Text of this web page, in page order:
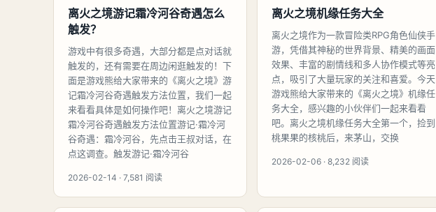
离火之境游记霜冷河谷奇遇怎么
触发？
游戏中有很多奇遇，大部分都是点对话就
触发的，还有需要在周边闲逛触发的！下
面是游戏熊给大家带来的《离火之境》游
记霜冷河谷奇遇触发方法位置，我们一起
来看看具体是如何操作吧！离火之境游记
霜冷河谷奇遇触发方法位置游记·霜冷河
谷奇遇：霜冷河谷，先点击王叔对话，在
点这调查。触发游记·霜冷河谷
2026-02-14 · 7,581 阅读
离火之境机缘任务大全
离火之境作为一款冒险类RPG角色仙侠手
游，凭借其神秘的世界背景、精美的画面
效果、丰富的剧情线和多人协作模式等亮
点，吸引了大量玩家的关注和喜爱。今天
游戏熊给大家带来的《离火之境》机缘任
务大全，感兴趣的小伙伴们一起来看看
吧。离火之境机缘任务大全第一个，捡到
桃果果的核桃后，来茅山，交换
2026-02-06 · 8,232 阅读